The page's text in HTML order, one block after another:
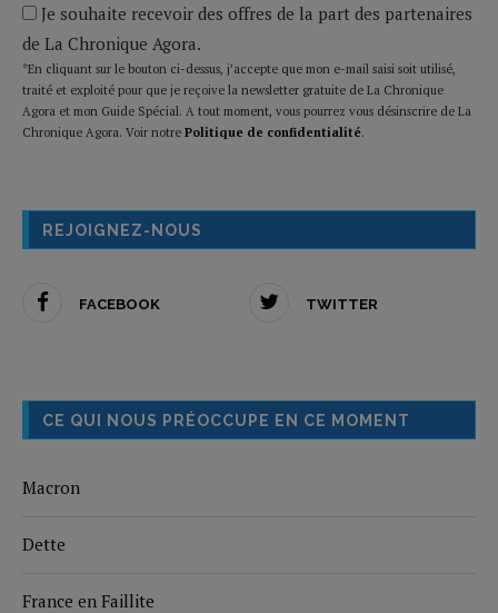
Je souhaite recevoir des offres de la part des partenaires
de La Chronique Agora.
*En cliquant sur le bouton ci-dessus, j’accepte que mon e-mail saisi soit utilisé,
traité et exploité pour que je reçoive la newsletter gratuite de La Chronique
Agora et mon Guide Spécial. A tout moment, vous pourrez vous désinscrire de La
Chronique Agora. Voir notre Politique de confidentialité.
REJOIGNEZ-NOUS
FACEBOOK TWITTER
CE QUI NOUS PRÉOCCUPE EN CE MOMENT
Macron
Dette
France en Faillite